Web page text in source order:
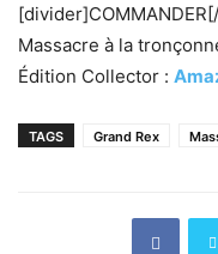
Massacre à la
Édition Collector :
TAGS Grand Rex